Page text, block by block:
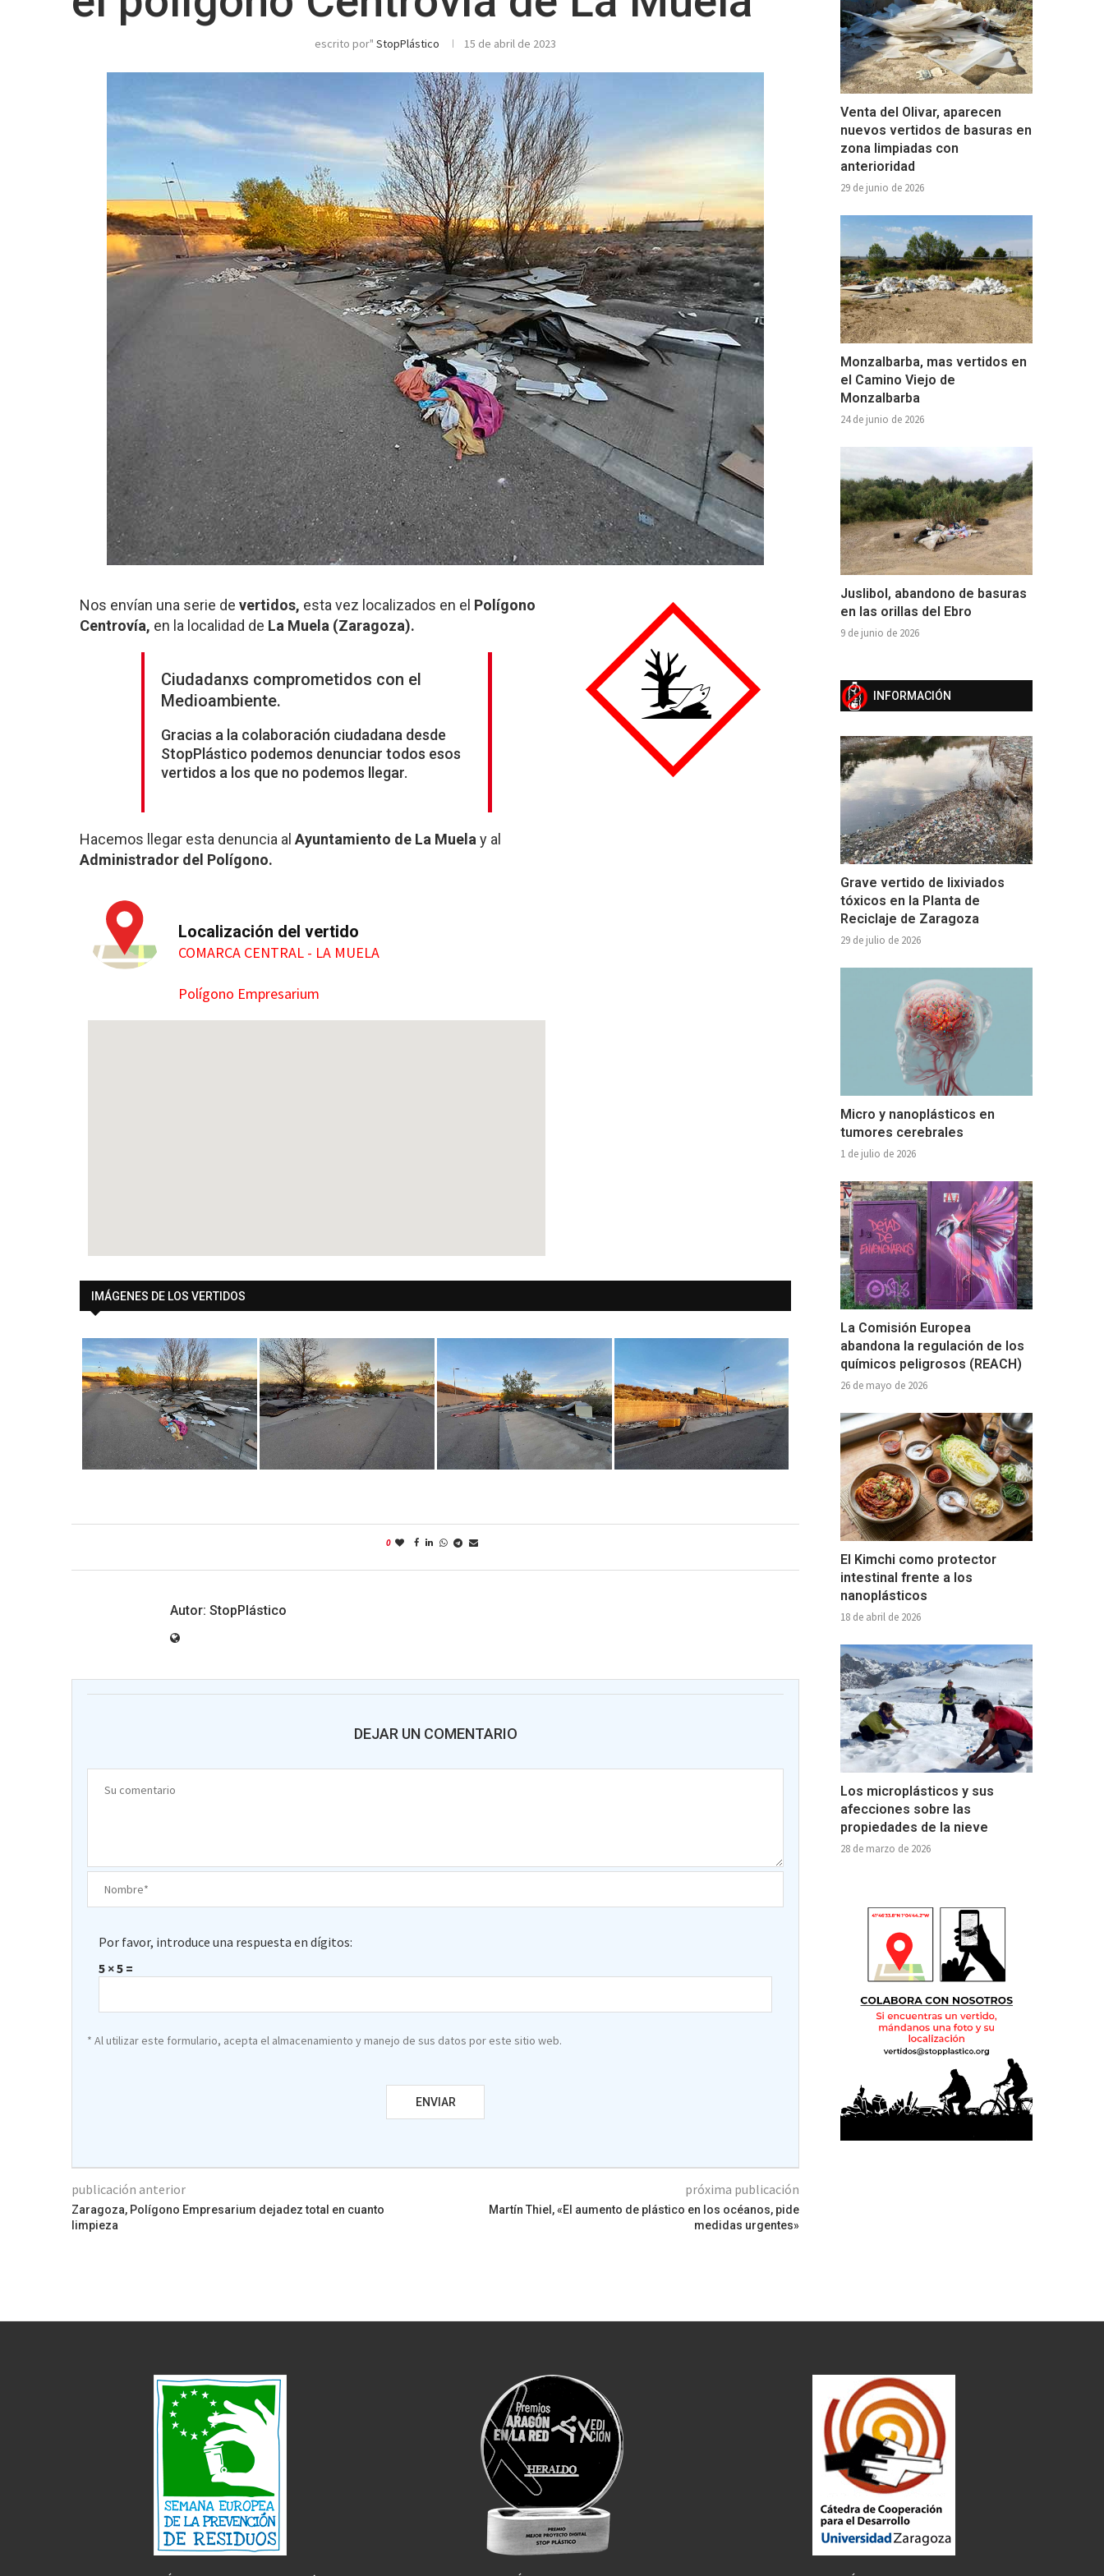
escrito por" StopPlástico 15 de abril de 2023
Nos envían una serie de vertidos, esta vez localizados en el Polígono
Centrovía, en la localidad de La Muela (Zaragoza).
Ciudadanxs comprometidos con el
Medioambiente.
Gracias a la colaboración ciudadana desde
StopPlástico podemos denunciar todos esos
vertidos a los que no podemos llegar.
Hacemos llegar esta denuncia al Ayuntamiento de La Muela y al
Administrador del Polígono.
Localización del vertido
COMARCA CENTRAL - LA MUELA
Polígono Empresarium
IMÁGENES DE LOS VERTIDOS
0
StopPlástico
DEJAR UN COMENTARIO
Por favor, introduce una respuesta en dígitos:
5 × 5 =
* Al utilizar este formulario, acepta el almacenamiento y manejo de sus datos por este sitio web.
publicación anterior
Zaragoza, Polígono Empresarium dejadez total en cuanto
limpieza
próxima publicación
Martín Thiel, «El aumento de plástico en los océanos, pide
medidas urgentes»
Venta del Olivar, aparecen
nuevos vertidos de basuras en
zona limpiadas con
anterioridad
29 de junio de 2026
Monzalbarba, mas vertidos en
el Camino Viejo de
Monzalbarba
24 de junio de 2026
Juslibol, abandono de basuras
en las orillas del Ebro
9 de junio de 2026
INFORMACIÓN
Grave vertido de lixiviados
tóxicos en la Planta de
Reciclaje de Zaragoza
29 de julio de 2026
Micro y nanoplásticos en
tumores cerebrales
1 de julio de 2026
La Comisión Europea
abandona la regulación de los
químicos peligrosos (REACH)
26 de mayo de 2026
El Kimchi como protector
intestinal frente a los
nanoplásticos
18 de abril de 2026
Los microplásticos y sus
afecciones sobre las
propiedades de la nieve
28 de marzo de 2026